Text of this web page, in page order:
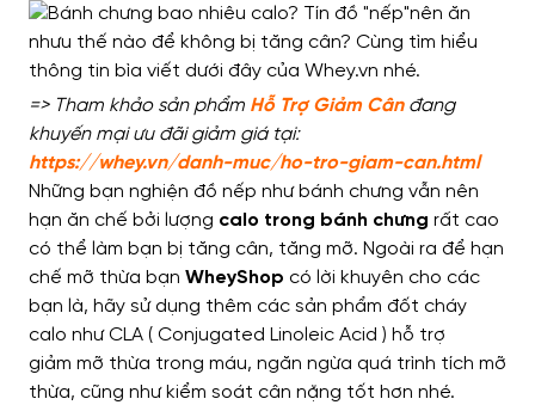
=> Tham khảo sản phẩm Hỗ Trợ Giảm Cân đang
khuyến mại ưu đãi giảm giá tại:
https://whey.vn/danh-muc/ho-tro-giam-can.html
Những bạn nghiện đồ nếp như bánh chưng vẫn nên
hạn ăn chế bởi lượng calo trong bánh chưng rất cao
có thể làm bạn bị tăng cân, tăng mỡ. Ngoài ra để hạn
chế mỡ thừa bạn WheyShop có lời khuyên cho các
bạn là, hãy sử dụng thêm các sản phẩm đốt cháy
calo như CLA ( Conjugated Linoleic Acid ) hỗ trợ
giảm mỡ thừa trong máu, ngăn ngừa quá trình tích mỡ
thừa, cũng như kiểm soát cân nặng tốt hơn nhé.